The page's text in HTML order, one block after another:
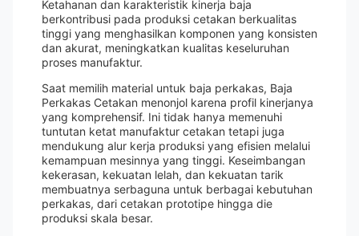
Ketahanan dan karakteristik kinerja baja
berkontribusi pada produksi cetakan berkualitas
tinggi yang menghasilkan komponen yang konsisten
dan akurat, meningkatkan kualitas keseluruhan
proses manufaktur.
Saat memilih material untuk baja perkakas, Baja
Perkakas Cetakan menonjol karena profil kinerjanya
yang komprehensif. Ini tidak hanya memenuhi
tuntutan ketat manufaktur cetakan tetapi juga
mendukung alur kerja produksi yang efisien melalui
kemampuan mesinnya yang tinggi. Keseimbangan
kekerasan, kekuatan lelah, dan kekuatan tarik
membuatnya serbaguna untuk berbagai kebutuhan
perkakas, dari cetakan prototipe hingga die
produksi skala besar.